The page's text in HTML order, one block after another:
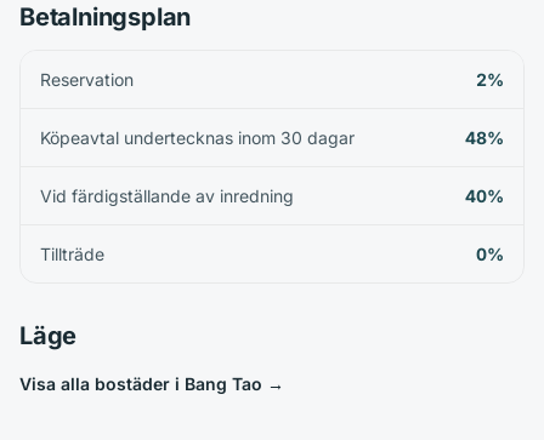
Betalningsplan
Reservation 2%
Köpeavtal undertecknas inom 30 dagar 48%
Vid färdigställande av inredning 40%
Tillträde 0%
Läge
Visa alla bostäder i Bang Tao →